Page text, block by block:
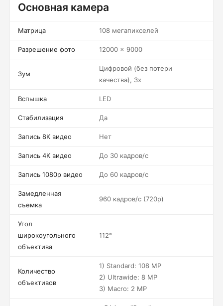
Основная камера
Матрица 108 мегапикселей
Разрешение фото 12000 x 9000
Зум
Цифровой (без потери
качества), 3x
Вспышка LED
Стабилизация Да
Запись 8K видео Нет
Запись 4K видео До 30 кадров/c
Запись 1080p видео До 60 кадров/c
Замедленная
съемка
960 кадров/c (720p)
Угол
широкоугольного
объектива
112°
Количество
объективов
1) Standard: 108 MP
2) Ultrawide: 8 MP
3) Macro: 2 MP